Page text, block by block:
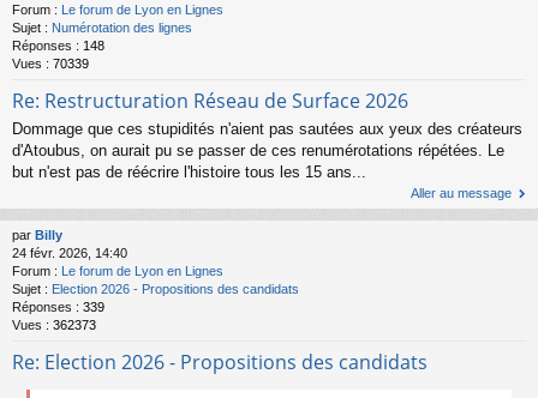
Forum :
Le forum de Lyon en Lignes
Sujet : Numérotation des lignes
Réponses : 148
Vues : 70339
Re: Restructuration Réseau de Surface 2026
Dommage que ces stupidités n'aient pas sautées aux yeux des créateurs
d'Atoubus, on aurait pu se passer de ces renumérotations répétées. Le
but n'est pas de réécrire l'histoire tous les 15 ans...
Aller au message
par Billy
24 févr. 2026, 14:40
Forum : Le forum de Lyon en Lignes
Sujet : Election 2026 - Propositions des candidats
Réponses : 339
Vues : 362373
Re: Election 2026 - Propositions des candidats